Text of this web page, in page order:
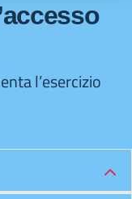
l’esercizio